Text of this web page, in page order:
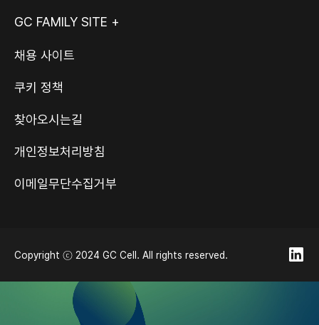
GC FAMILY SITE +
채용 사이트
쿠키 정책
찾아오시는길
개인정보처리방침
이메일무단수집거부
Copyright ⓒ 2024 GC Cell. All rights reserved.